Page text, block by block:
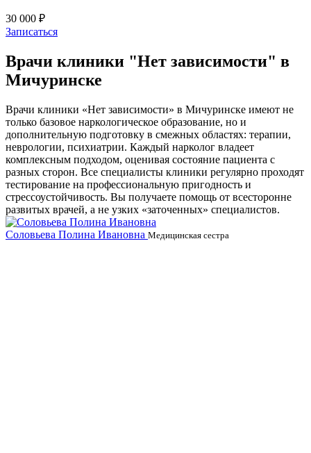
30 000 ₽
Записаться
Врачи клиники "Нет зависимости" в
Мичуринске
Врачи клиники «Нет зависимости» в Мичуринске имеют не
только базовое наркологическое образование, но и
дополнительную подготовку в смежных областях: терапии,
неврологии, психиатрии. Каждый нарколог владеет
комплексным подходом, оценивая состояние пациента с
разных сторон. Все специалисты клиники регулярно проходят
тестирование на профессиональную пригодность и
стрессоустойчивость. Вы получаете помощь от всесторонне
развитых врачей, а не узких «заточенных» специалистов.
Соловьева Полина Ивановна Медицинская сестра